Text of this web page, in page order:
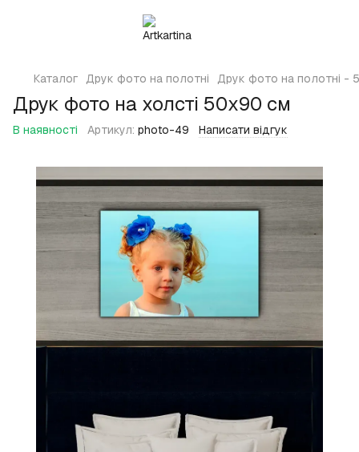
Каталог Друк фото на полотні Друк фото на полотні -
Друк фото на холсті 50х90 см
В наявності Артикул: photo-49 Написати відгук